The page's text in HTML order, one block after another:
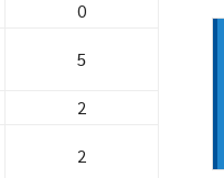
0
5
2
2